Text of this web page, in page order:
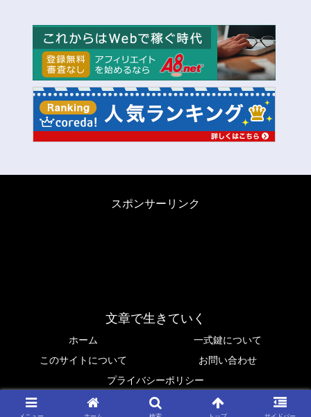
スポンサーリンク
文章で生きていく
ホーム
一式鍵について
このサイトについて
お問い合わせ
プライバシーポリシー
© 2019 Ken Isshiki.